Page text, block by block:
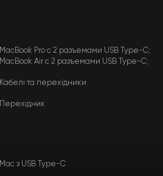
MacBook Pro с 2 разъемами USB Type-C;
MacBook Air с 2 разъемами USB Type-C;
Кабелі та перехідники
Перехідник
Mac з USB Type-C